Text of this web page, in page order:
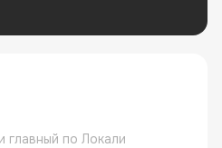
главный по Локали